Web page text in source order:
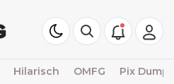
Hilarisch OMFG Pix Dump